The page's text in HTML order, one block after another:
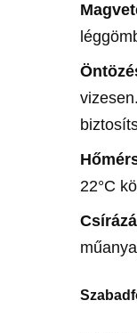
22°C